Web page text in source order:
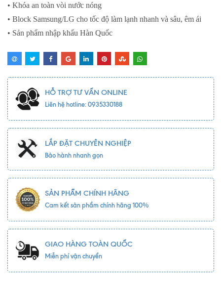
• Khóa an toàn vòi nước nóng
• Block Samsung/LG cho tốc độ làm lạnh nhanh và sâu, êm ái
• Sản phẩm nhập khẩu Hàn Quốc
HỖ TRỢ TƯ VẤN ONLINE
Liên hệ hotline: 0935330188
LẮP ĐẶT CHUYÊN NGHIỆP
Bảo hành nhanh gọn
SẢN PHẨM CHÍNH HÃNG
Cam kết sản phẩm chính hãng 100%
GIAO HÀNG TOÀN QUỐC
Miễn phí vận chuyển